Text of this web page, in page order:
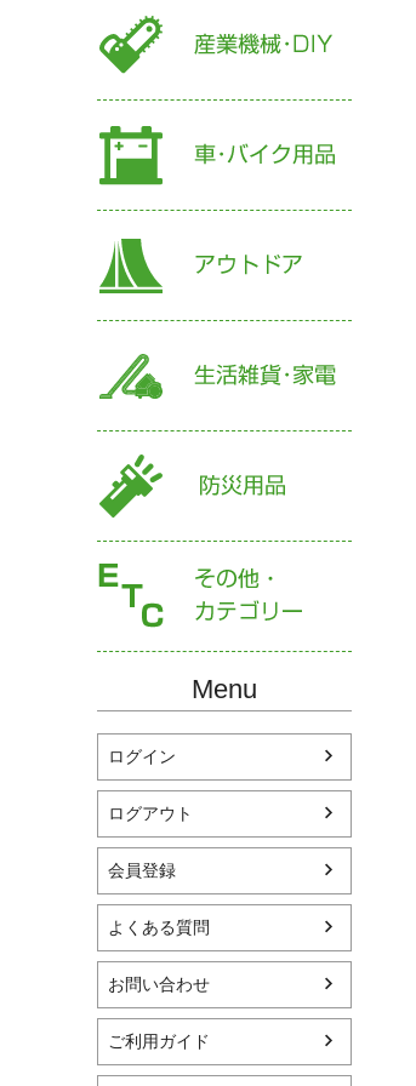
Menu
ログイン
ログアウト
会員登録
よくある質問
お問い合わせ
ご利用ガイド